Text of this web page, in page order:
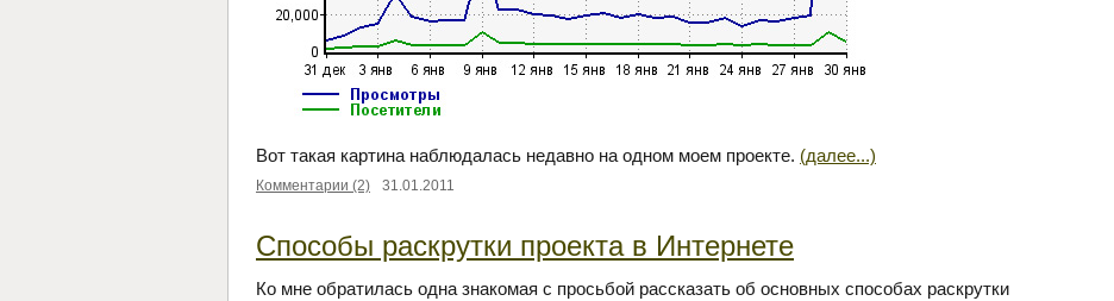
Вот такая картина наблюдалась недавно на одном моем проекте. (далее...)
Комментарии (2) 31.01.2011
Способы раскрутки проекта в Интернете
Ко мне обратилась одна знакомая с просьбой рассказать об основных способах раскрутки